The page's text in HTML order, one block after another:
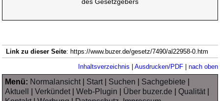
des Gesetzgebers
Link zu dieser Seite: https://www.buzer.de/gesetz/7490/al22958-0.htm
Inhaltsverzeichnis Ausdrucken/PDF| nach oben
Menü: Normalansicht| Start| Suchen Sachgebiete
Aktuell
|Verkündet|Web-Plugin Über buzer.de |Qualität|